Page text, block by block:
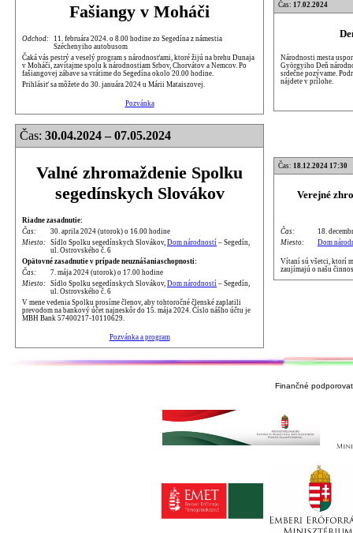
Fašiangy v Moháči
Odchod:
11. februára 2024. o 8.00 hodine zo Segedína z námestia
Széchenyiho autobusom
Čaká vás pestrý a veselý program s národnosťami, ktoré žijú na brehu Dunaja
v Moháči, zavítajme spolu k národnostiam Srbov, Chorvátov a Nemcov. Po
fašiangovej zábave sa vrátime do Segedína okolo 20.00 hodine.
Prihlásiť sa môžete do 30. januára 2024 u Márii Mataiszovej.
Pozvánka
Čas: 17.02.2024
Národnosti mesta
Györgyiho Deň
srdečne pozývame.
nájdete v prílohe.
Čas: 30.04.2024 – 07.05.2024
Valné zhromaždenie Spolku
segedínskych Slovákov
Riadne zasadnutie:
Čas:
30. aprila 2024 (utorok) o 16.00 hodine
Miesto: Sídlo Spolku segedínskych Slovákov, Dom národností – Segedín,
ul. Ostrovského č. 6
Opätovné zasadnutie v prípade neuznášaniaschopnosti:
Čas:
7. mája 2024 (utorok) o 17.00 hodine
Miesto: Sídlo Spolku segedínskych Slovákov, Dom národností – Segedín,
ul. Ostrovského č. 6
V mene vedenia Spolku prosíme členov, aby tohtoročné členské zaplatili
prevodom na bankový účet najneskôr do 15. mája 2024. Číslo nášho účtu je
MBH Bank 57400217-10110629.
Pozvánka a program
Čas: 18.12.2024 17:30
Verejné
Čas:
18.
Miesto:
Dom
Vítaní sú všetci, ktorí
zaujímajú o našu
Finančné